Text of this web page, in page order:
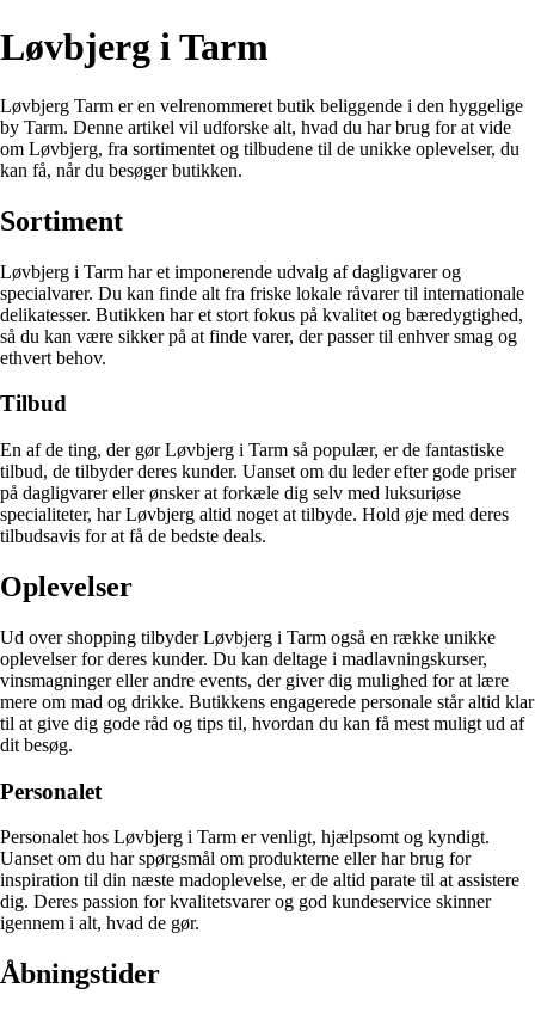
Løvbjerg i Tarm
Løvbjerg Tarm er en velrenommeret butik beliggende i den hyggelige
by Tarm. Denne artikel vil udforske alt, hvad du har brug for at vide
om Løvbjerg, fra sortimentet og tilbudene til de unikke oplevelser, du
kan få, når du besøger butikken.
Sortiment
Løvbjerg i Tarm har et imponerende udvalg af dagligvarer og
specialvarer. Du kan finde alt fra friske lokale råvarer til internationale
delikatesser. Butikken har et stort fokus på kvalitet og bæredygtighed,
så du kan være sikker på at finde varer, der passer til enhver smag og
ethvert behov.
Tilbud
En af de ting, der gør Løvbjerg i Tarm så populær, er de fantastiske
tilbud, de tilbyder deres kunder. Uanset om du leder efter gode priser
på dagligvarer eller ønsker at forkæle dig selv med luksuriøse
specialiteter, har Løvbjerg altid noget at tilbyde. Hold øje med deres
tilbudsavis for at få de bedste deals.
Oplevelser
Ud over shopping tilbyder Løvbjerg i Tarm også en række unikke
oplevelser for deres kunder. Du kan deltage i madlavningskurser,
vinsmagninger eller andre events, der giver dig mulighed for at lære
mere om mad og drikke. Butikkens engagerede personale står altid klar
til at give dig gode råd og tips til, hvordan du kan få mest muligt ud af
dit besøg.
Personalet
Personalet hos Løvbjerg i Tarm er venligt, hjælpsomt og kyndigt.
Uanset om du har spørgsmål om produkterne eller har brug for
inspiration til din næste madoplevelse, er de altid parate til at assistere
dig. Deres passion for kvalitetsvarer og god kundeservice skinner
igennem i alt, hvad de gør.
Åbningstider